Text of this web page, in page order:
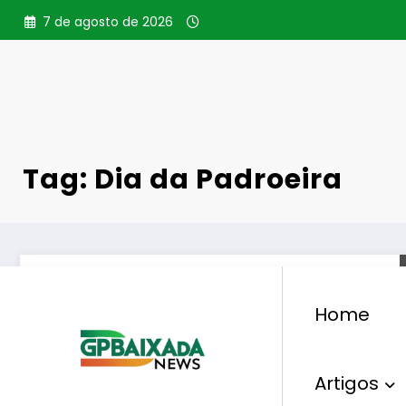
Pular
para
7 de agosto de 2026
Home
Artigos
Tag: Dia da Padroeira